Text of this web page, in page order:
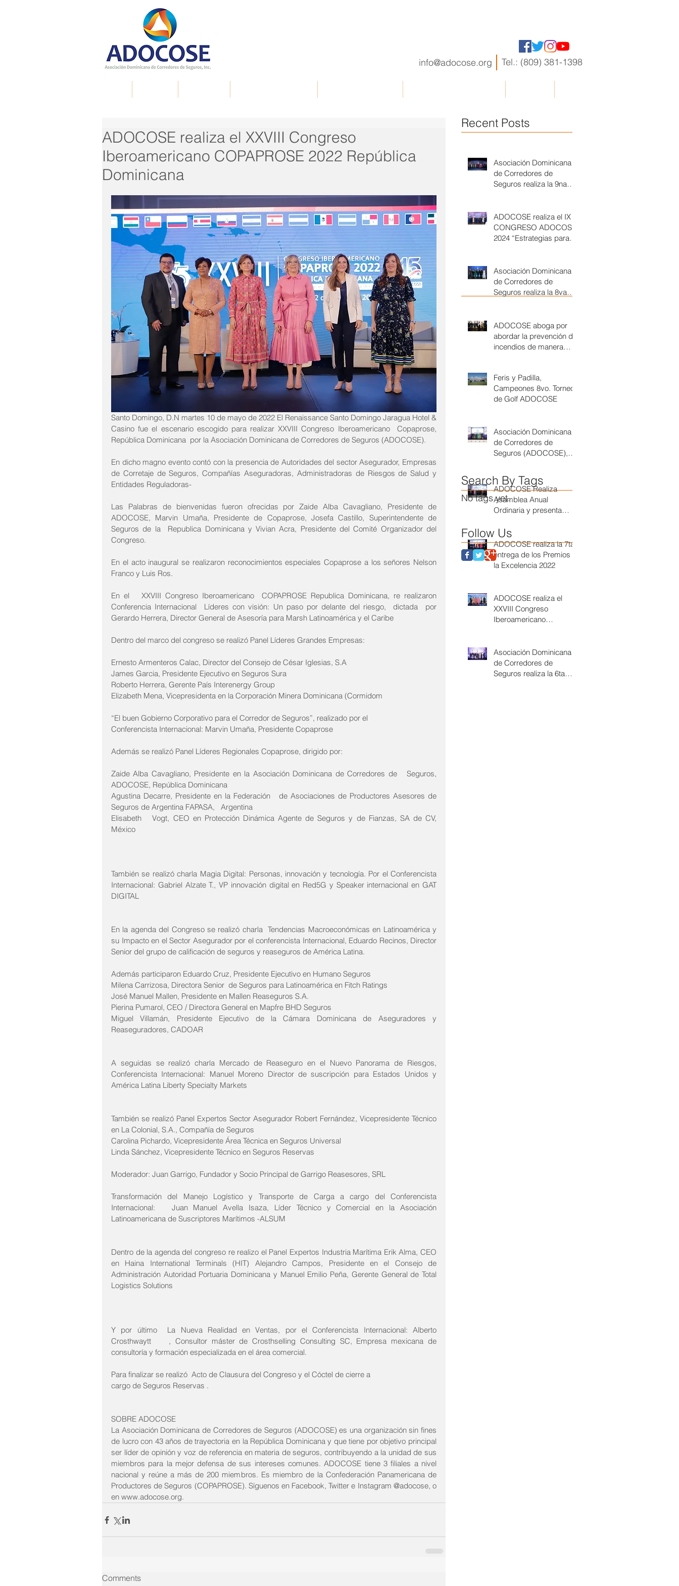
info@adocose.org Tel.: (809) 381-1398
ADOCOSE realiza el XXVIII Congreso
Iberoamericano COPAPROSE 2022 República
Dominicana
Santo Domingo, D.N martes 10 de mayo de 2022 El Renaissance Santo Domingo Jaragua Hotel &
Casino fue el escenario escogido para realizar XXVIII Congreso Iberoamericano  Copaprose,
República Dominicana  por la Asociación Dominicana de Corredores de Seguros (ADOCOSE).
En dicho magno evento contó con la presencia de Autoridades del sector Asegurador, Empresas
de Corretaje de Seguros, Compañías Aseguradoras, Administradoras de Riesgos de Salud y
Entidades Reguladoras-
Las Palabras de bienvenidas fueron ofrecidas por Zaide Alba Cavagliano, Presidente de
ADOCOSE, Marvin Umaña, Presidente de Copaprose, Josefa Castillo, Superintendente de
Seguros de la  Republica Dominicana y Vivian Acra, Presidente del Comité Organizador del
Congreso.
En el acto inaugural se realizaron reconocimientos especiales Copaprose a los señores Nelson
Franco y Luis Ros.
En el   XXVIII Congreso Iberoamericano  COPAPROSE Republica Dominicana, re realizaron
Conferencia Internacional  Líderes con visión: Un paso por delante del riesgo,  dictada  por
Gerardo Herrera, Director General de Asesoría para Marsh Latinoamérica y el Caribe
Dentro del marco del congreso se realizó Panel Líderes Grandes Empresas:
Ernesto Armenteros Calac, Director del Consejo de César Iglesias, S.A
James Garcia, Presidente Ejecutivo en Seguros Sura
Roberto Herrera, Gerente País Interenergy Group
Elizabeth Mena, Vicepresidenta en la Corporación Minera Dominicana (Cormidom
“El buen Gobierno Corporativo para el Corredor de Seguros”, realizado por el
Conferencista Internacional: Marvin Umaña, Presidente Copaprose
Además se realizó Panel Líderes Regionales Copaprose, dirigido por:
Zaide Alba Cavagliano, Presidente en la Asociación Dominicana de Corredores de   Seguros,
ADOCOSE, República Dominicana
Agustina Decarre, Presidente en la Federación   de Asociaciones de Productores Asesores de
Seguros de Argentina FAPASA,   Argentina
Elisabeth   Vogt, CEO en Protección Dinámica Agente de Seguros y de Fianzas, SA de CV,
México
También se realizó charla Magia Digital: Personas, innovación y tecnología. Por el Conferencista
Internacional: Gabriel Alzate T., VP innovación digital en Red5G y Speaker internacional en GAT
DIGITAL
En la agenda del Congreso se realizó charla  Tendencias Macroeconómicas en Latinoamérica y
su Impacto en el Sector Asegurador por el conferencista Internacional, Eduardo Recinos, Director
Senior del grupo de calificación de seguros y reaseguros de América Latina.
Además participaron Eduardo Cruz, Presidente Ejecutivo en Humano Seguros
Milena Carrizosa, Directora Senior  de Seguros para Latinoamérica en Fitch Ratings
José Manuel Mallen, Presidente en Mallen Reaseguros S.A.
Pierina Pumarol, CEO / Directora General en Mapfre BHD Seguros
Miguel Villamán, Presidente Ejecutivo de la Cámara Dominicana de Aseguradores y
Reaseguradores, CADOAR
A seguidas se realizó charla Mercado de Reaseguro en el Nuevo Panorama de Riesgos,
Conferencista Internacional: Manuel Moreno Director de suscripción para Estados Unidos y
América Latina Liberty Specialty Markets
También se realizó Panel Expertos Sector Asegurador Robert Fernández, Vicepresidente Técnico
en La Colonial, S.A., Compañía de Seguros
Carolina Pichardo, Vicepresidente Área Técnica en Seguros Universal
Linda Sánchez, Vicepresidente Técnico en Seguros Reservas
Moderador: Juan Garrigo, Fundador y Socio Principal de Garrigo Reasesores, SRL
Transformación del Manejo Logístico y Transporte de Carga a cargo del Conferencista
Internacional:   Juan Manuel Avella Isaza, Líder Técnico y Comercial en la Asociación
Latinoamericana de Suscriptores Marítimos -ALSUM
Dentro de la agenda del congreso re realizo el Panel Expertos Industria Marítima Erik Alma, CEO
en Haina International Terminals (HIT) Alejandro Campos, Presidente en el Consejo de
Administración Autoridad Portuaria Dominicana y Manuel Emilio Peña, Gerente General de Total
Logistics Solutions
Y por último  La Nueva Realidad en Ventas, por el Conferencista Internacional: Alberto
Crosthwaytt    , Consultor máster de Crosthselling Consulting SC, Empresa mexicana de
consultoría y formación especializada en el área comercial.
Para finalizar se realizó  Acto de Clausura del Congreso y el Cóctel de cierre a
cargo de Seguros Reservas .
SOBRE ADOCOSE
La Asociación Dominicana de Corredores de Seguros (ADOCOSE) es una organización sin fines
de lucro con 43 años de trayectoria en la República Dominicana y que tiene por objetivo principal
ser líder de opinión y voz de referencia en materia de seguros, contribuyendo a la unidad de sus
miembros para la mejor defensa de sus intereses comunes. ADOCOSE tiene 3 filiales a nivel
nacional y reúne a más de 200 miembros. Es miembro de la Confederación Panamericana de
Productores de Seguros (COPAPROSE). Síguenos en Facebook, Twitter e Instagram @adocose, o
en www.adocose.org.
Comments
Recent Posts
Asociación Dominicana
de Corredores de
Seguros realiza la 9na
ADOCOSE realiza el IX
CONGRESO ADOCOSE
2024 “Estrategias para
Asociación Dominicana
de Corredores de
Seguros realiza la 8va
ADOCOSE aboga por
abordar la prevención de
incendios de manera
Feris y Padilla,
Campeones 8vo. Torneo
de Golf ADOCOSE
Asociación Dominicana
de Corredores de
Seguros (ADOCOSE),
Seguridad Social
ADOCOSE Realiza
Asamblea Anual
Ordinaria y presenta
ADOCOSE realiza la 7ta
entrega de los Premios a
la Excelencia 2022
ADOCOSE realiza el
XXVIII Congreso
Iberoamericano
Asociación Dominicana
de Corredores de
Seguros realiza la 6ta
Search By Tags
No tags yet.
Follow Us